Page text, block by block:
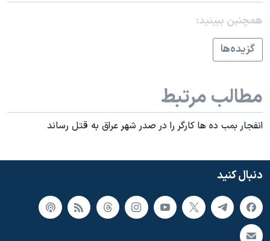
همایش محافظه‌کاران آمریکا «سی‌پک»
صفحه‌های ویژه
سفر پرزیدنت ترامپ به چین
همچنبن ببینید:
گزيده‌ها
مطالب مرتبط
انفجار بمب ده ها کارگر را در صدر شهر عراق به قتل رساند
دنبال کنید